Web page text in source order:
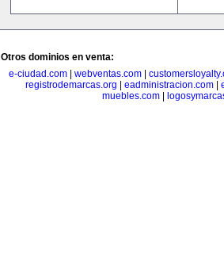
Otros dominios en venta:
e-ciudad.com| webventas.com|
registrodemarcas.org
eadministracion.com
muebles.com